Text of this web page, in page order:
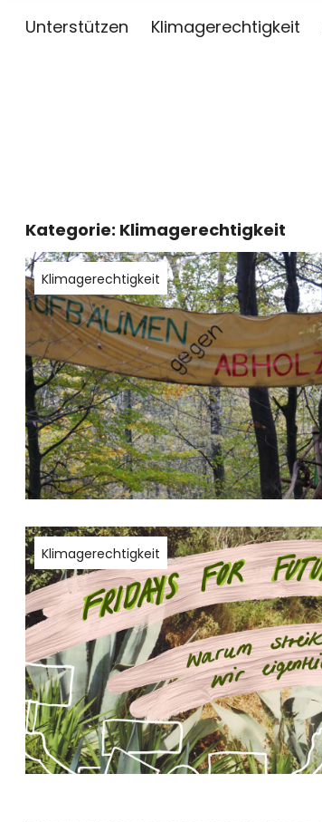
Unterstützen Klimagerechtigkeit
Kategorie: Klimagerechtigkeit
Klimagerechtigkeit
Klimagerechtigkeit